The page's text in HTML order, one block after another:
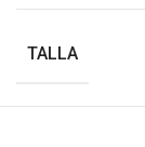
TALLA